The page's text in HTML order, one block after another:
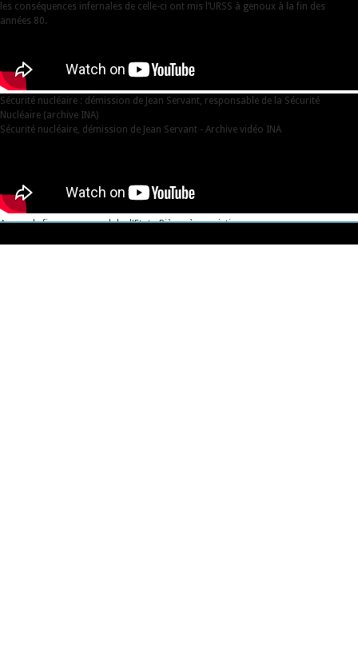
les conséquences infernales de celle-ci ont mis l’URSS à genoux à la fin des
années 80.
Sécurité nucléaire : démission de Jean Servant, responsable de la Sécurité
Nucléaire (archive INA)
Sécurité nucléaire, démission de Jean Servant - Archive vidéo INA
Areva, de fiasco en scandale d'Etat - Pièces à conviction